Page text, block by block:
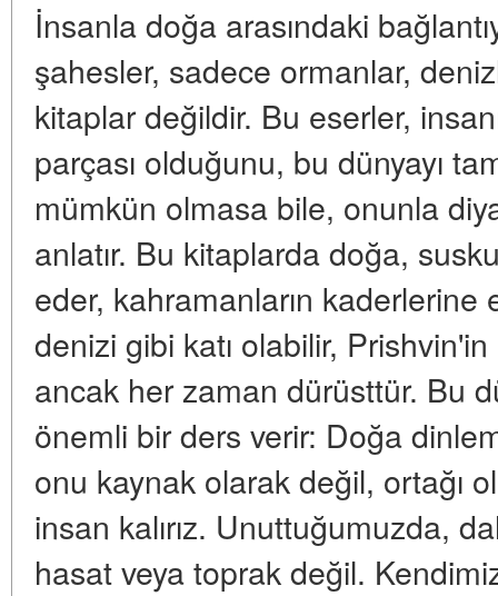
İnsanla doğa arasındaki
şahesler, sadece ormanlar,
kitaplar değildir. Bu eserler,
parçası olduğunu, bu dünyayı
mümkün olmasa bile, onunla
anlatır. Bu kitaplarda doğa,
eder, kahramanların
denizi gibi katı olabilir, Prishvin'in
ancak her zaman dürüsttür. Bu
önemli bir ders verir: Doğa
onu kaynak olarak değil, ortağı
insan kalırız. Unuttuğumuzda,
hasat veya toprak değil.